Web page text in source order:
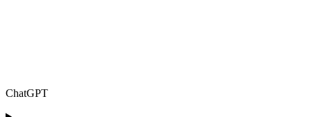
ChatGPT